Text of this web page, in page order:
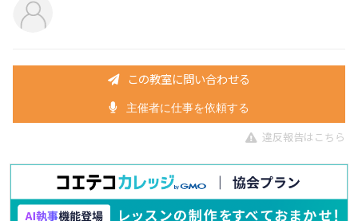
この教室に問い合わせる
主催者に仕事を依頼する
違反報告はこちら